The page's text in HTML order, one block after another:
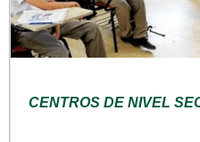
CENTROS DE NIVEL